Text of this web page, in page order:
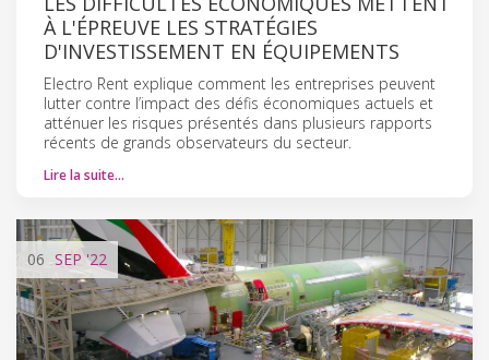
À L'ÉPREUVE LES STRATÉGIES
D'INVESTISSEMENT EN ÉQUIPEMENTS
Electro Rent explique comment les entreprises peuvent
lutter contre l’impact des défis économiques actuels et
atténuer les risques présentés dans plusieurs rapports
récents de grands observateurs du secteur.
Lire la suite…
06 SEP'22